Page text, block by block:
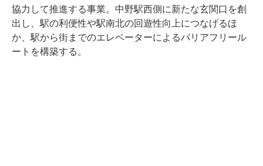
協力して推進する事業。中野駅西側に新たな玄関口を創
出し、駅の利便性や駅南北の回遊性向上につなげるほ
か、駅から街までのエレベーターによるバリアフリール
ートを構築する。